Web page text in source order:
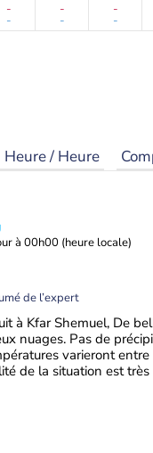
-
-
-
-
-
-
Heure / Heure
à 00h00 (heure locale)
de l’expert
à Kfar Shemuel, De
nuages. Pas de
varieront
de la situation est